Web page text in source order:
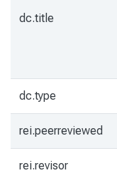
dc.title
dc.type
rei.peerreviewed
rei.revisor